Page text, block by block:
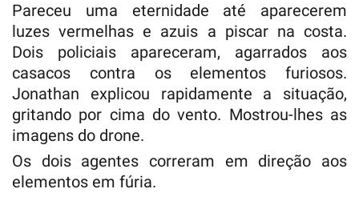
Pareceu uma eternidade até aparecerem
luzes vermelhas e azuis a piscar na costa.
Dois policiais apareceram, agarrados aos
casacos contra os elementos furiosos.
Jonathan explicou rapidamente a situação,
gritando por cima do vento. Mostrou-lhes as
imagens do drone.
Os dois agentes correram em direção aos
elementos em fúria.